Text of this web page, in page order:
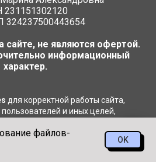
файлов-
OK
сайте, не являются офертой.
информационный
характер.
для корректной работы сайта,
и иных целей,
данных.